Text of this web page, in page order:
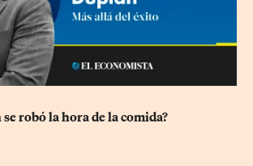
robó la hora de la comida?